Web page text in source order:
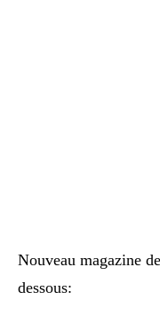
Nouveau magazine
dessous: